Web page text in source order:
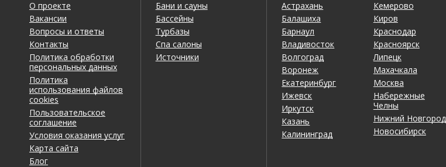
О проекте
Вакансии
Вопросы и ответы
Контакты
Политика обработки
персональных данных
Политика
использования файлов
cookies
Пользовательское
соглашение
Условия оказания услуг
Карта сайта
Блог
Бани и сауны
Бассейны
Турбазы
Спа салоны
Источники
Астрахань
Балашиха
Барнаул
Владивосток
Волгоград
Воронеж
Екатеринбург
Ижевск
Иркутск
Казань
Калининград
Кемерово
Киров
Краснодар
Красноярск
Липецк
Махачкала
Москва
Набережные
Челны
Нижний Новгород
Новосибирск